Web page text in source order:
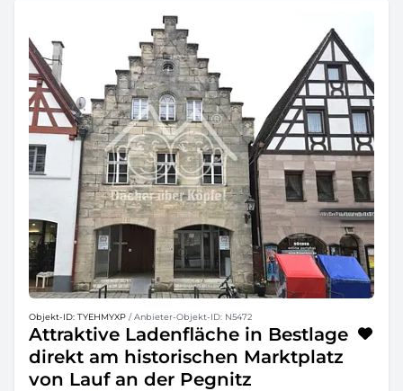
Objekt-ID: TYEHMYXP / Anbieter-Objekt-ID: N5472
Attraktive Ladenfläche in Bestlage
direkt am historischen Marktplatz
von Lauf an der Pegnitz